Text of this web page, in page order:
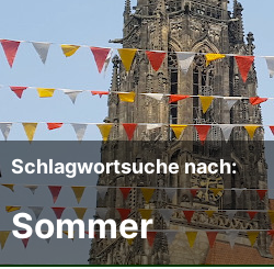
Termine
Fotoalben
Videos
Mitmachen
Schlagwortsuche nach:
Sommer